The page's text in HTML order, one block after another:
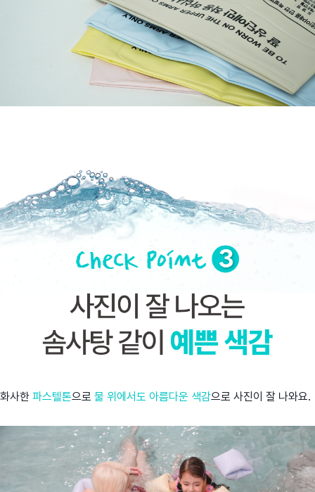
화사한 파스텔톤으로 물 위에서도 아름다운 색감으로 사진이 잘 나와요.